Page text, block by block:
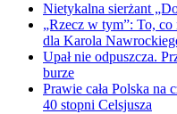
Nietykalna sierżant
„Rzecz w tym”: To, co
dla Karola
Upał nie odpuszcza.
burze
Prawie cała Polska na
40 stopni Celsjusza